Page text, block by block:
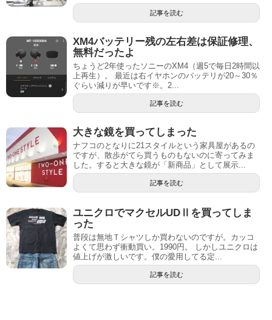
記事を読む
XM4バッテリー残の左右差は保証修理、
無料だったよ
ちょうど2年使ったソニーのXM4（週5で毎日2時間以
上再生）。 最近は右イヤホンのバッテリが20～30％
ぐらい減りが早いです※。2...
記事を読む
大きな鏡を買ってしまった
ナフコのとなりに21スタイルという家具屋があるの
ですが、散歩がてら買うものもないのに寄ってみま
した。すると大きな鏡が「新商品」として展示...
記事を読む
ユニクロでマクセルUDⅡを買ってしま
った
普段は無地Ｔシャツしか買わないのですが。カッコ
よくて思わず衝動買い。1990円。 しかしユニクロは
値上げが激しいです。僕の愛用してる定...
記事を読む